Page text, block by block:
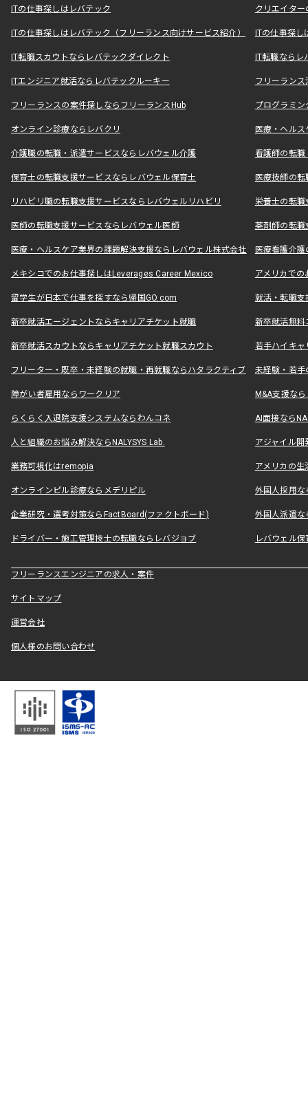
ITの仕事探しはレバテック クリエイタ
ITの仕事探しはレバテック（フリーランス向けサービス紹介） ITの仕事探
IT転職スカウトならレバテックダイレクト IT転職なら
ITエンジニア就活ならレバテックルーキー フリーラン
フリーランスの案件探しならフリーランスHub プログラミ
オンライン診療ならレバクリ 医療・ヘル
介護職の転職・派遣サービスならレバウェル介護 看護師の転
保育士の転職支援サービスならレバウェル保育士 医療技師の
リハビリ職の転職支援サービスならレバウェルリハビリ 栄養士の転
医師の転職支援サービスならレバウェル医師 薬剤師の転
医療・ヘルスケア業界の課題解決支援ならレバウェル株式会社 医療看護介
メキシコでのお仕事探しはLeverages Career Mexico アメリカで
留学生が日本で仕事を探すなら帰国GO.com 就活・転職
新卒就活エージェントならキャリアチケット就職 新卒就活無料
新卒就活スカウトならキャリアチケット就職スカウト 若手ハイキ
フリーター・既卒・未経験の就職・再就職ならハタラクティブ 未経験・若手
障がい者雇用ならワークリア M&A支援な
らくらく入退院支援システムならわんコネ AI面接なら
人と組織のお悩み解決ならNALYSYS Lab. アジャイル
業務可視化はremopia アメリカの
オンラインピル診療ならメデリピル 外国人採用
企業研究・選考対策ならFactBoard(ファクトボード) 外国人派遣な
ドライバー・施工管理技士の転職ならレバジョブ レバウェル
フリーランスエンジニアの求人・案件
サイトマップ
運営会社
個人様のお問い合わせ